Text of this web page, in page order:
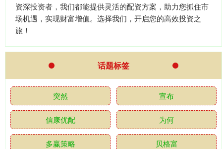
资深投资者，我们都能提供灵活的配资方案，助力您抓住市
场机遇，实现财富增值。选择我们，开启您的高效投资之
旅！
话题标签
突然 宣布
信康优配 为何
多赢策略 贝格富